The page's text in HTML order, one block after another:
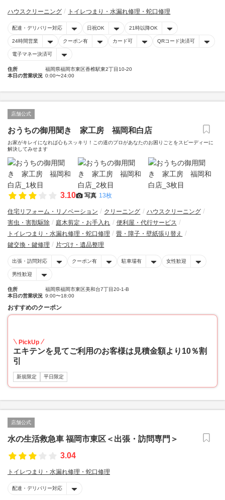
ハウスクリーニング トイレつまり・水漏れ修理・蛇口修理
配達・デリバリー対応 日祝OK 21時以降OK
24時間営業 クーポン有 カード可 QRコード決済可
電子マネー決済可
住所
福岡県福岡市東区香椎駅東2丁目10-20
本日の営業状況 0:00〜24:00
店舗公式
おうちの御用聞き 家工房 福岡和白店
お家がキレイになれば心もスッキリ！この道のプロがあなたのお困りごとをスピーディーに
解決してみせます
3.10 写真 13枚
住宅リフォーム・リノベーション クリーニング
ハウスクリーニング
害虫・害獣駆除
庭木剪定・お手入れ
便利屋・代行サービス
トイレつまり・水漏れ修理・蛇口修理
畳・障子・壁紙張り替え
鍵交換・鍵修理
片づけ・遺品整理
出張・訪問対応 クーポン有 駐車場有 女性歓迎
男性歓迎
住所
福岡県福岡市東区美和台7丁目20-1-B
本日の営業状況 9:00〜18:00
おすすめのクーポン
PickUp
エキテンを見てご利用のお客様は見積金額より10％割
引
新規限定 平日限定
店舗公式
水の生活救急車 福岡市東区＜出張・訪問専門＞
3.04
トイレつまり・水漏れ修理・蛇口修理
配達・デリバリー対応